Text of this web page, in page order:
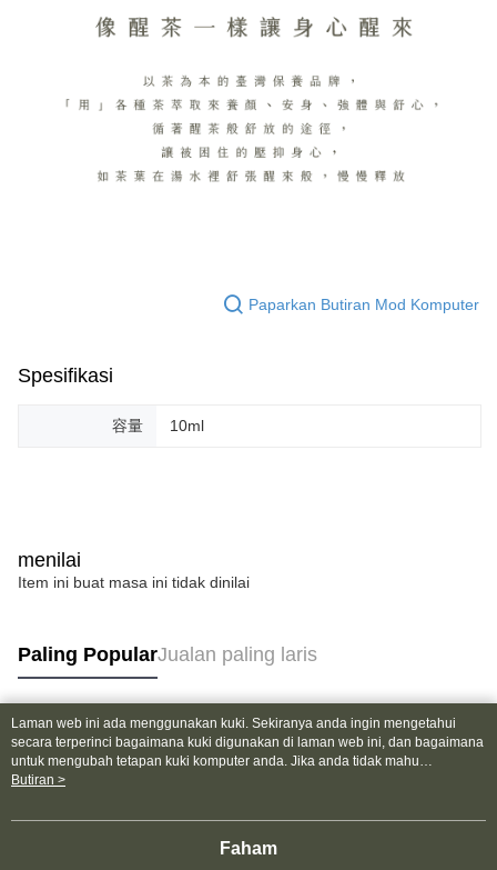
Paparkan Butiran Mod Komputer
Spesifikasi
容量 10ml
menilai
Item ini buat masa ini tidak dinilai
Paling PopularJualan paling laris
Tag Popular
Laman web ini ada menggunakan kuki. Sekiranya anda ingin mengetahui
secara terperinci bagaimana kuki digunakan di laman web ini, dan bagaimana
untuk mengubah tetapan kuki komputer anda. Jika anda tidak mahu
menggunakan kuki di komputer anda, sila rujuk penerangan mengenai kuki.
mengetahui secara terperinci bagaimana kuki digunakan di laman web ini,
mahu menggunakan kuki di komputer anda, sila rujuk penerangan mengenai
Butiran >
Faham